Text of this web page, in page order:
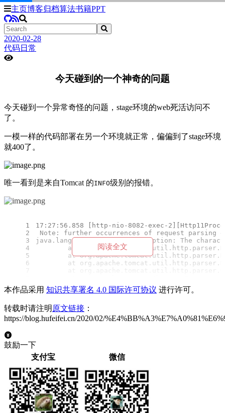
主页博客归档算法书籍PPT
2020-02-28
代码日常
今天碰到的一个神奇的问题
今天碰到一个异常奇怪的问题，stage环境的web死活访问不
了。
一模一样的代码部署在另一个环境就正常，偏偏到了stage环境
就400了。
唯一看到是来自Tomcat 的INFO级别的报错。
1
2
3
4
5
6
9
10
12
13
14
17
18
17:27:56.858 [http-nio-8082-exec-
Note: further occurrences of request parsing
java.lang.IllegalArgumentException: The
at
at
at
at
at
        at org.apache.coyote.AbstractProtocol
at
at
at
拿着这关键词到谷歌里搜索了一通，确实搜到了Tomcat的一个
bug：https://bz.apache.org/bugzilla/show_bug.cgi?id=62371
原因是Spring Boot 升级到2.1.x版本时，Tomcat版本由8.5升级
阅读全文
本作品采用 知识共享署名 4.0 国际许可协议 进行许可。
转载时请注明原文链接 ：
https://blog.hufeifei.cn/2020/02/
鼓励一下
支付宝
微信